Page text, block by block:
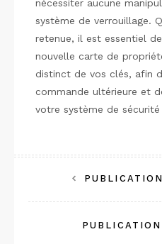
nécessiter aucune
système de verrouillage.
retenue, il est essentiel
nouvelle carte de
distinct de vos clés, afin
commande ultérieure et
votre système de
Navigation
de
l’article